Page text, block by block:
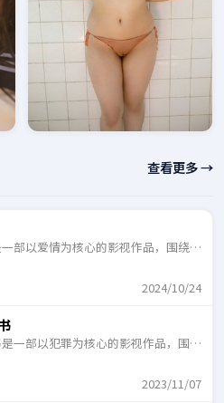
查看更多 →
部以爱情为核心的影视作品，围绕危
物成长展开，整体节奏紧凑，适合一
2024/10/24
一部以犯罪为核心的影视作品，围绕
人物成长展开，整体节奏紧凑，适合
2023/11/07